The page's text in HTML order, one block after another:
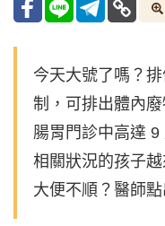
今天大號了嗎？
制，可排出體內
腸胃門診中高達
相關狀況的孩子
大便不順？醫師